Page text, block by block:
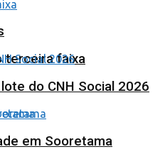
terceira faixa
do CNH Social 2026
em Sooretama